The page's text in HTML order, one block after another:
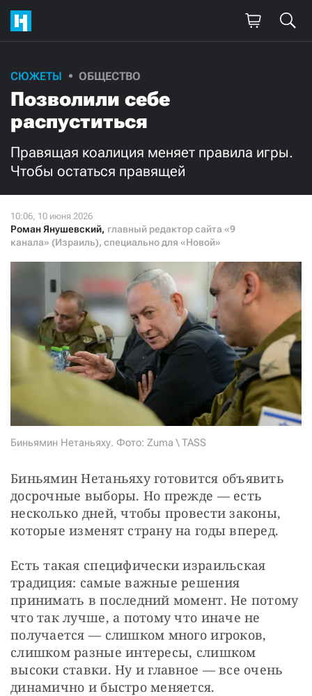
СЮЖЕТЫ ОБЩЕСТВО
Позволили себе
распуститься
Правящая коалиция меняет правила игры.
Чтобы остаться правящей
Роман Янушевский, главный редактор сайта «9
канала» (Израиль), специально для «Новой»
Биньямин Нетаньяху. Фото: Zuma \ TASS
Биньямин Нетаньяху готовится объявить
досрочные выборы. Но прежде — есть
несколько дней, чтобы провести законы,
которые изменят страну на годы вперед.
Есть такая специфически израильская
традиция: самые важные решения
принимать в последний момент. Не потому
что так лучше, а потому что иначе не
получается — слишком много игроков,
слишком разные интересы, слишком
высоки ставки. Ну и главное — все очень
динамично и быстро меняется.
Поддержите
нашу работу!
Ежемесячно
3000
Нажимая кнопку «Стать соучастником»,
я принимаю условия и подтверждаю свое гражданство РФ
СТАТЬ СОУЧАСТНИКОМ
ПОДЕЛИТЬСЯ С ДРУЗЬЯМИ
Если у вас есть вопросы, пишите donate@novayagazeta.ru
или
звоните:
+7 (929) 612-03-68